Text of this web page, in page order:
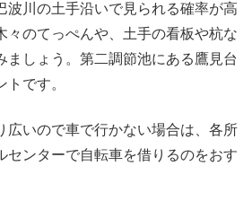
波川の土手沿いで見られる確率が高
々のてっぺんや、土手の看板や杭な
ましょう。第二調節池にある鷹見台
です。
広いので車で行かない場合は、各所
センターで自転車を借りるのをおす